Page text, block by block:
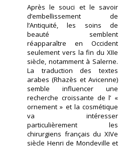
Après le souci et le savoir
d’embellissement de
l’Antiquité, les soins de
beauté semblent
réapparaître en Occident
seulement vers la fin du XIIe
siècle, notamment à Salerne.
La traduction des textes
arabes (Rhazès et Avicenne)
semble influencer une
recherche croissante de l’ «
ornement » et la cosmétique
va intéresser
particulièrement les
chirurgiens français du XIVe
siècle Henri de Mondeville et